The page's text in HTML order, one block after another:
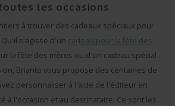
les occasions
à trouver des cadeaux spéciaux pour
s'agisse d'un cadeau pour la fête des
la fête des mères ou d'un cadeau spécial
Brianto vous propose des centaines de
personnaliser à l'aide de l'éditeur en
à l'occasion et au destinataire. Ce sont les